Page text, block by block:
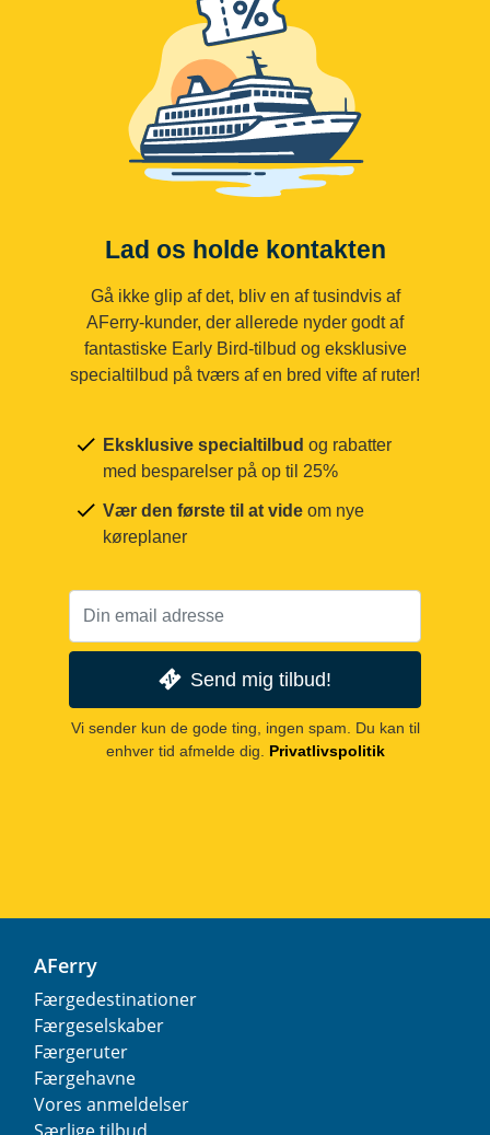
Lad os holde kontakten
Gå ikke glip af det, bliv en af tusindvis af
AFerry-kunder, der allerede nyder godt af
fantastiske Early Bird-tilbud og eksklusive
specialtilbud på tværs af en bred vifte af ruter!
Eksklusive specialtilbud og rabatter
med besparelser på op til 25%
Vær den første til at vide om nye
køreplaner
Send mig tilbud!
Vi sender kun de gode ting, ingen spam. Du kan til
enhver tid afmelde dig.
Privatlivspolitik
AFerry
Færgedestinationer
Færgeselskaber
Færgeruter
Færgehavne
Vores anmeldelser